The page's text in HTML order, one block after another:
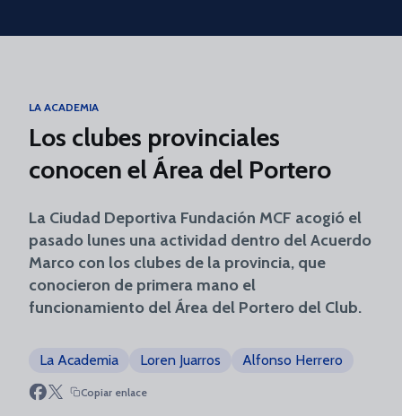
Skip to main content
LA ACADEMIA
Los clubes provinciales
conocen el Área del Portero
La Ciudad Deportiva Fundación MCF acogió el
pasado lunes una actividad dentro del Acuerdo
Marco con los clubes de la provincia, que
conocieron de primera mano el
funcionamiento del Área del Portero del Club.
La Academia Loren Juarros Alfonso Herrero
Copiar enlace